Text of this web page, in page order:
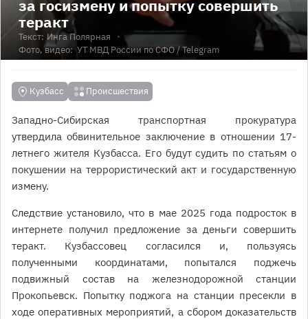
за госизмену и попытку совершить
теракт
Текст: Инга Полярная
Фото, видео:УТ МВД России по СФО/ Telegram
Кузбасс Происшествия
Западно-Сибирская транспортная прокуратура
утвердила обвинительное заключение в отношении 17-
летнего жителя Кузбасса. Его будут судить по статьям о
покушении на террористический акт и государственную
измену.
Следствие установило, что в мае 2025 года подросток в
интернете получил предложение за деньги совершить
теракт. Кузбассовец согласился и, пользуясь
полученными координатами, попытался поджечь
подвижный состав на железнодорожной станции
Прокопьевск. Попытку поджога на станции пресекли в
ходе оперативных мероприятий, а сбором доказательств